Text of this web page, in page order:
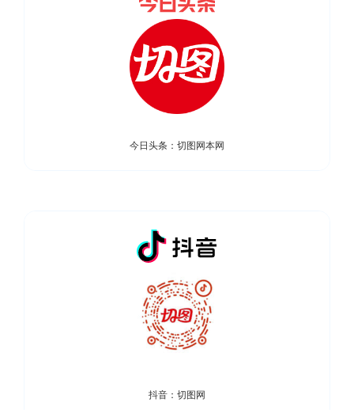
今日头条：切图网本网
抖音：切图网